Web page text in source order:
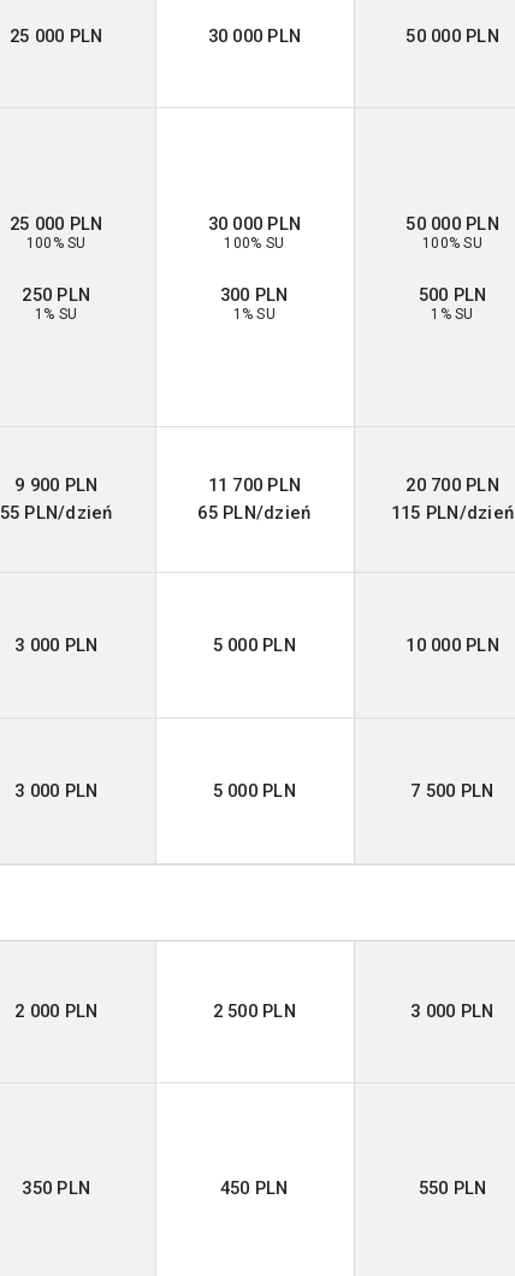
25 000 PLN 30 000 PLN 50 000 PLN
25 000 PLN
100% SU
250 PLN
1% SU
30 000 PLN
100% SU
300 PLN
1% SU
50 000 PLN
100% SU
500 PLN
1% SU
9 900 PLN
55 PLN/dzień
11 700 PLN
65 PLN/dzień
20 700 PLN
115 PLN/dzień
3 000 PLN 5 000 PLN 10 000 PLN
3 000 PLN 5 000 PLN 7 500 PLN
2 000 PLN 2 500 PLN 3 000 PLN
350 PLN 450 PLN 550 PLN